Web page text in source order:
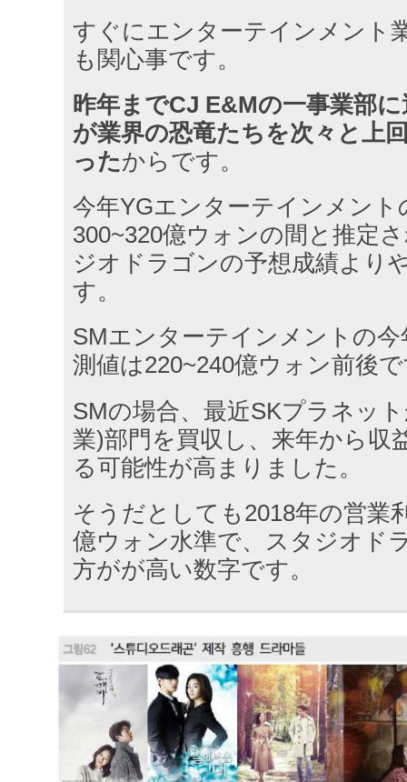
すぐにエンターテインメント
も関心事です。
昨年までCJ E&Mの一事業部
が業界の恐竜たちを次々と上
ったからです。
今年YGエンターテインメント
300~320億ウォンの間と推定
ジオドラゴンの予想成績より
す。
SMエンターテインメントの
測値は220~240億ウォン前後
SMの場合、最近SKプラネッ
業)部門を買収し、来年から収
る可能性が高まりました。
そうだとしても2018年の営業
億ウォン水準で、スタジオド
方がが高い数字です。